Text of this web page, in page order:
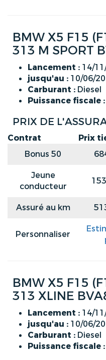
BMW X5 F15
313 M SPORT
Lancement : 14/
jusqu'au : 10/06/
Carburant : Diesel
Puissance fiscale :
PRIX DE
Contrat Prix
Bonus 50
Jeune
conducteur
Assuré au km
Personnaliser
BMW X5 F15
313 XLINE
Lancement : 14/
jusqu'au : 10/06/
Carburant : Diesel
Puissance fiscale :